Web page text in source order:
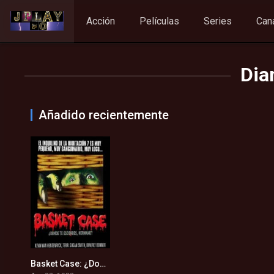
Acción Películas Series
Añadido recientemente
6.2
Basket Case: ¿Donde te escondes Hermano? (1982)